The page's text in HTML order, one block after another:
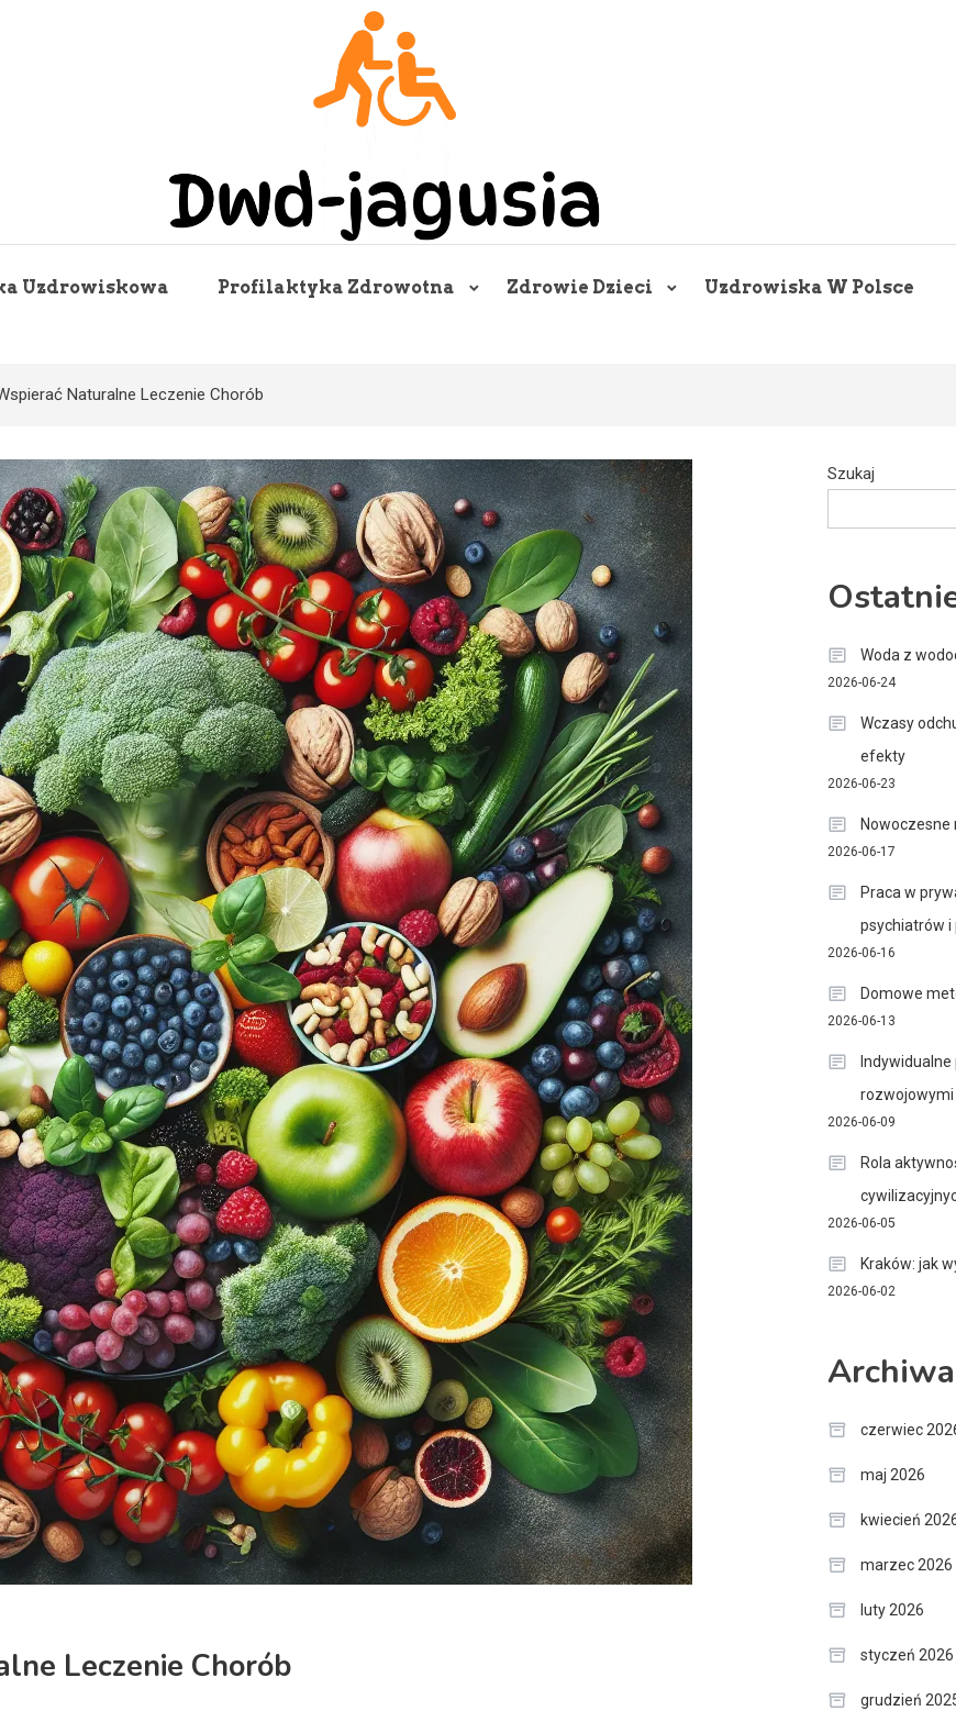
Dwd Jagusia
Uzdrowiskowa Profilaktyka Zdrowotna Zdrowie Dzieci Uzdrowiska W Polsce
Naturalne Leczenie Chorób
Leczenie Chorób
Szukaj
Woda z
2026-06-24
Wczasy
efekty
2026-06-23
2026-06-17
Praca w
psychiatrów i
2026-06-16
Domowe
2026-06-13
rozwojowymi
2026-06-09
Rola
2026-06-05
Kraków: jak
2026-06-02
Archiwa
czerwiec
maj 2026
kwiecień
marzec 2026
luty 2026
styczeń 2026
grudzień